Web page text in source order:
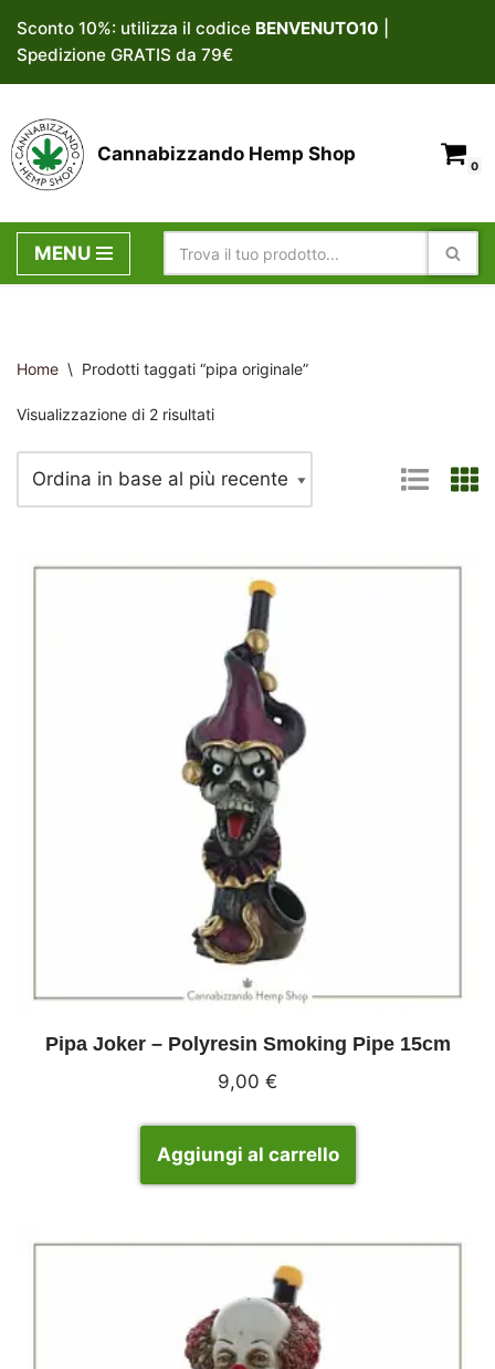
Vai
al
contenuto
Sconto 10%: utilizza il codice BENVENUTO10
Spedizione GRATIS da 79€
Cannabizzando Hemp Shop
0
MENU
Home \ Prodotti taggati “pipa originale”
Visualizzazione di 2 risultati
Pipa Joker – Polyresin Smoking Pipe 15cm
9,00 €
Aggiungi al carrello